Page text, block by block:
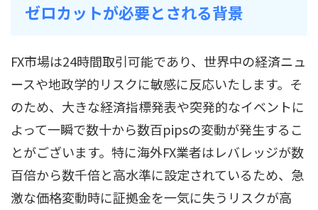
ゼロカットが必要とされる背景
FX市場は24時間取引可能であり、世界中の経済ニュ
ースや地政学的リスクに敏感に反応いたします。そ
のため、大きな経済指標発表や突発的なイベントに
よって一瞬で数十から数百pipsの変動が発生するこ
とがございます。特に海外FX業者はレバレッジが数
百倍から数千倍と高水準に設定されているため、急
激な価格変動時に証拠金を一気に失うリスクが高